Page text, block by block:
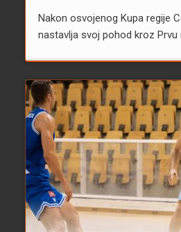
Nakon osvojenog Kupa regije
nastavlja svoj pohod kroz Prvu